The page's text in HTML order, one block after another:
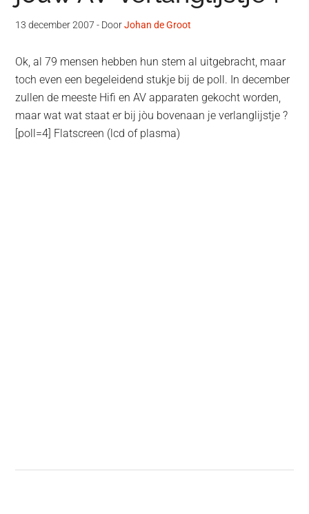
13 december 2007 - DoorJohan de Groot
Ok, al 79 mensen hebben hun stem al uitgebracht, maar
toch even een begeleidend stukje bij de poll. In december
zullen de meeste Hifi en AV apparaten gekocht worden,
maar wat wat staat er bij jòu bovenaan je verlanglijstje ?
[poll=4] Flatscreen (lcd of plasma)